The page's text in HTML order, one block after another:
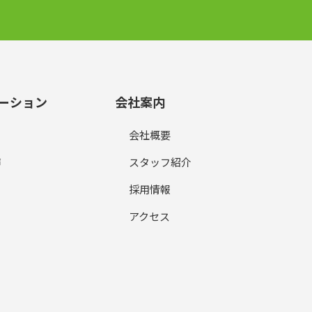
ション 会社案内
会社概要
スタッフ紹介
採用情報
アクセス